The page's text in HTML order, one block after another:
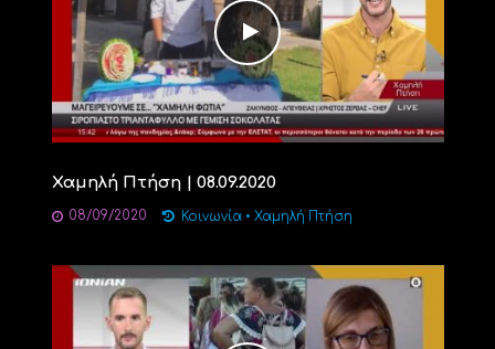
Χαμηλή Πτήση | 08.09.2020
08/09/2020 Κοινωνία • Χαμηλή Πτήση